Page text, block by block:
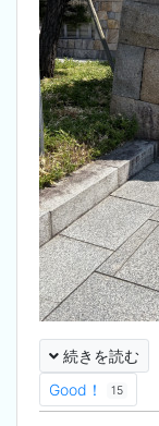
続きを読む
Good！
15